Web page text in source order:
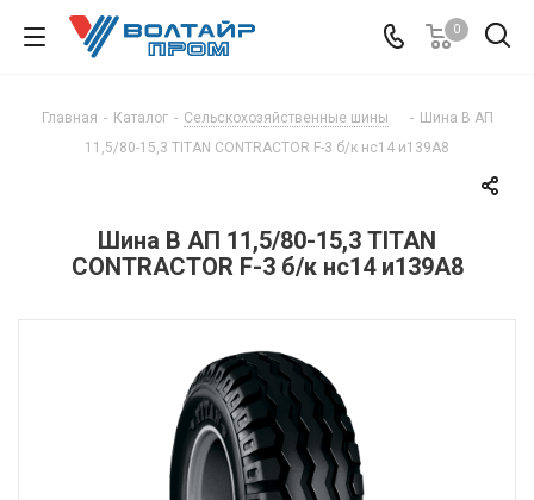
0
Главная - Каталог - Сельскохозяйственные шины - Шина В АП
11,5/80-15,3 TITAN CONTRACTOR F-3 б/к нс14 и139А8
Шина В АП 11,5/80-15,3 TITAN
CONTRACTOR F-3 б/к нс14 и139А8